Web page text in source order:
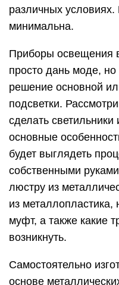
различных
минимальна.
Приборы освещения
просто дань моде,
решение основной
подсветки.
сделать
основные
будет выглядеть
собственными
люстру из
из металлопластика,
муфт, а также какие
возникнуть.
Самостоятельно
основе